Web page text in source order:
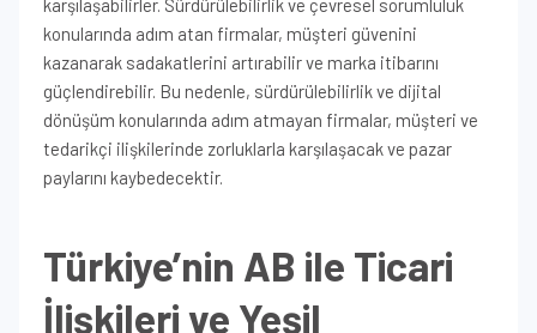
karşılaşabilirler. Sürdürülebilirlik ve çevresel sorumluluk
konularında adım atan firmalar, müşteri güvenini
kazanarak sadakatlerini artırabilir ve marka itibarını
güçlendirebilir. Bu nedenle, sürdürülebilirlik ve dijital
dönüşüm konularında adım atmayan firmalar, müşteri ve
tedarikçi ilişkilerinde zorluklarla karşılaşacak ve pazar
paylarını kaybedecektir.
Türkiye’nin AB ile Ticari
İlişkileri ve Yeşil